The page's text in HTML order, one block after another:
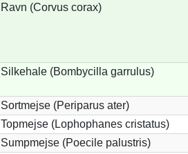
Ravn (Corvus corax)
Silkehale (Bombycilla garrulus)
Sortmejse (Periparus ater)
Topmejse (Lophophanes cristatus)
Sumpmejse (Poecile palustris)